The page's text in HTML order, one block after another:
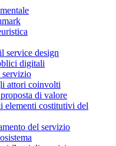
service design
digitali
attori coinvolti
di valore
elementi costitutivi del
del servizio